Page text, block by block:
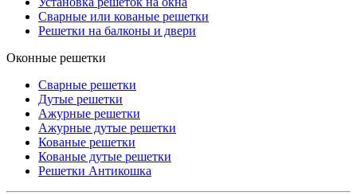
Сварные или кованые решетки
Решетки на балконы и двери
Оконные решетки
Сварные решетки
Дутые решетки
Ажурные решетки
Ажурные дутые решетки
Кованые решетки
Кованые дутые решетки
Решетки Антикошка